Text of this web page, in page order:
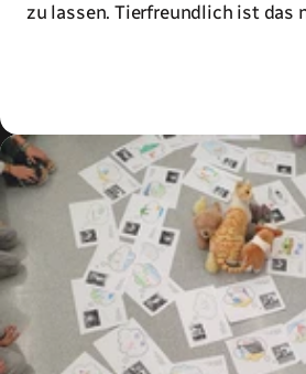
zu lassen. Tierfreundlich ist das